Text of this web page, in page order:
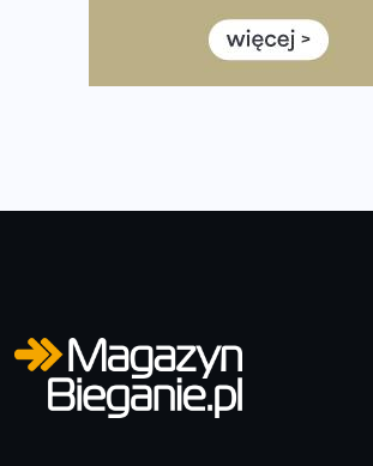
często biegać, żeby robić postępy
Już w ten weekend! Przed nami Nocny
i Półmaraton Szczeciński. Wszystko, co